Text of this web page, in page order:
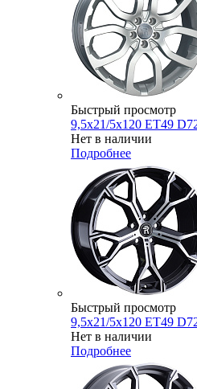
Быстрый просмотр
9,5x21/5x120 ET49
Нет в наличии
Подробнее
Быстрый просмотр
9,5x21/5x120 ET49
Нет в наличии
Подробнее